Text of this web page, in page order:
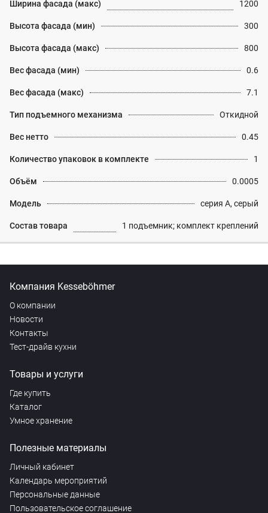
Ширина фасада (макс) 1200
Высота фасада (мин) 300
Высота фасада (макс) 800
Вес фасада (мин) 0.6
Вес фасада (макс) 7.1
Тип подъемного механизма Откидной
Вес нетто 0.45
Количество упаковок в комплекте 1
Объём 0.0005
Модель серия A, серый
Состав товара 1 подъемник; комплект креплений
Компания Kesseböhmer
О компании
Новости
Контакты
Тест-драйв кухни
Товары и услуги
Где купить
Каталог
Умное хранение
Полезные материалы
Личный кабинет
Календарь мероприятий
Персональные данные
Пользовательское соглашение